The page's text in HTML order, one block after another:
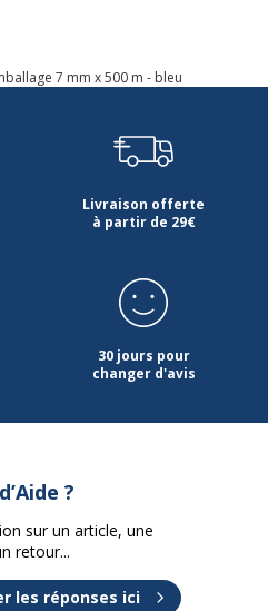
7 mm x 500 m - bleu
Livraison offerte
à partir de 29€
30 jours pour
changer d'avis
?
sur un article, une
retour...
les réponses ici